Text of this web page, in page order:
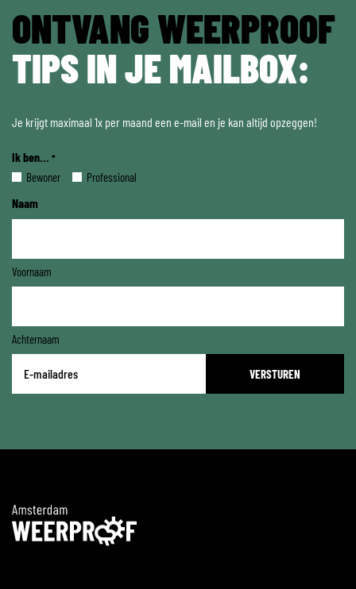
ONTVANG WEERPROOF
TIPS IN JE MAILBOX:
Je krijgt maximaal 1x per maand een e-mail en je kan altijd opzeggen!
Ik ben... *
Bewoner Professional
Naam
Voornaam
Achternaam
mailadres